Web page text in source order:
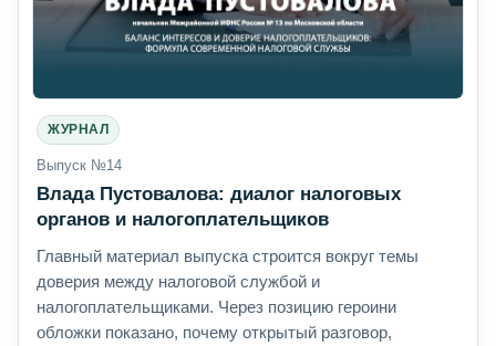
ЖУРНАЛ
Выпуск №14
Влада Пустовалова: диалог налоговых
органов и налогоплательщиков
Главный материал выпуска строится вокруг темы
доверия между налоговой службой и
налогоплательщиками. Через позицию героини
обложки показано, почему открытый разговор,